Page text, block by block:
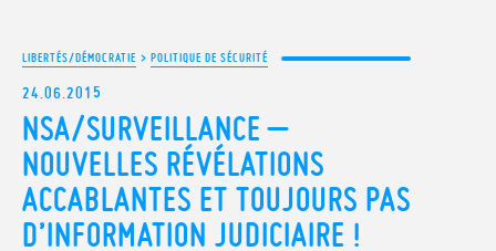
LIBERTÉS/DÉMOCRATIE > POLITIQUE DE SÉCURITÉ
24.06.2015
NSA/SURVEILLANCE –
NOUVELLES RÉVÉLATIONS
ACCABLANTES ET TOUJOURS PAS
D’INFORMATION JUDICIAIRE !